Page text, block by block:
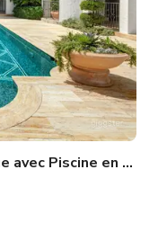
Piscine en